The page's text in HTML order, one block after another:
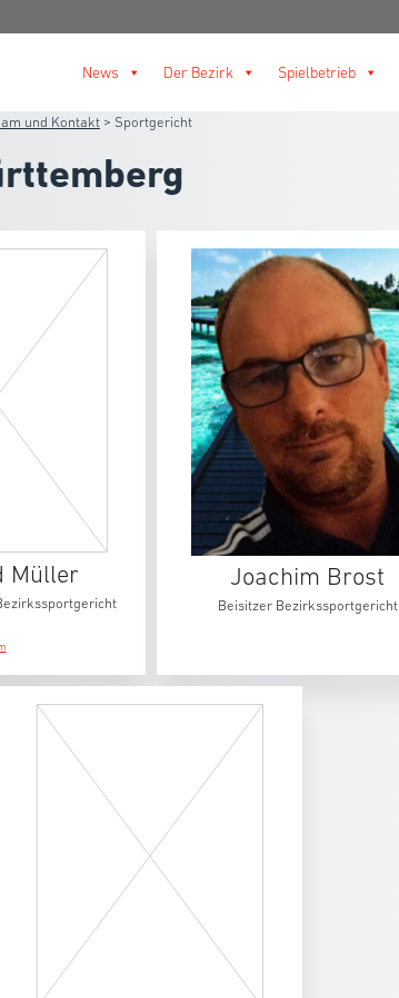
News Der Bezirk Spielbetrieb
und Kontakt > Sportgericht
Müller Joachim Brost
Beisitzer Bezirkssportgericht